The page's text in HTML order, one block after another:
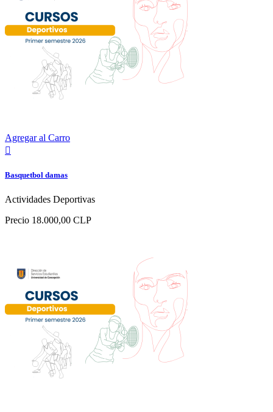
Agregar al Carro

Basquetbol damas
Actividades Deportivas
Precio 18.000,00 CLP